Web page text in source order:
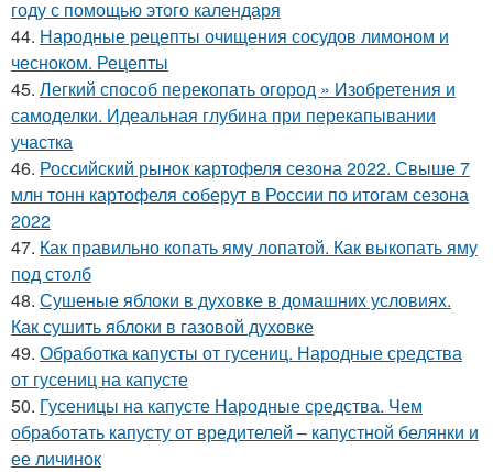
году с помощью этого календаря
44. Народные рецепты очищения сосудов лимоном и
чесноком. Рецепты
45. Легкий способ перекопать огород » Изобретения и
самоделки. Идеальная глубина при перекапывании
участка
46. Российский рынок картофеля сезона 2022. Свыше 7
млн тонн картофеля соберут в России по итогам сезона
2022
47. Как правильно копать яму лопатой. Как выкопать яму
под столб
48. Сушеные яблоки в духовке в домашних условиях.
Как сушить яблоки в газовой духовке
49. Обработка капусты от гусениц. Народные средства
от гусениц на капусте
50. Гусеницы на капусте Народные средства. Чем
обработать капусту от вредителей – капустной белянки и
ее личинок